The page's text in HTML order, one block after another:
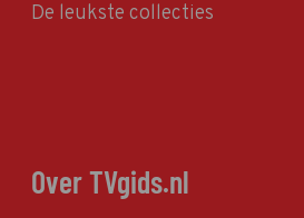
De leukste collecties
Over TVgids.nl